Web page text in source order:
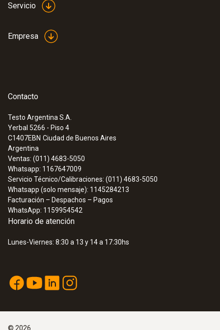
150 mm
Servicio
Empresa
Contacto
Testo Argentina S.A.
Yerbal 5266 - Piso 4
C1407EBN Ciudad de Buenos Aires
Argentina
Ventas: (011) 4683-5050
Whatsapp: 1167647009
Servicio Técnico/Calibraciones: (011) 4683-5050
Whatsapp (solo mensaje): 1145284213
Facturación – Despachos – Pagos
WhatsApp: 1159954542
Horario de atención
Lunes-Viernes: 8:30 a 13 y 14 a 17:30hs
© 2026